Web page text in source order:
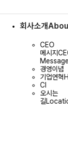
회사소개
CEO
메시지
Message
경영이념
기업연혁
CI
오시는
길